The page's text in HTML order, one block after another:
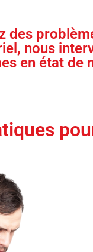
des
nous
en état de